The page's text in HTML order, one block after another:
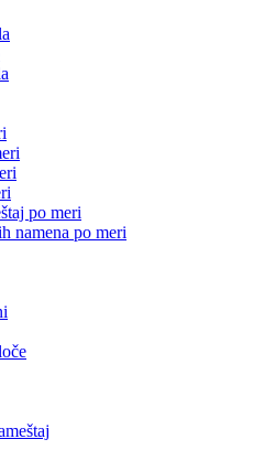
po meri
namena po meri